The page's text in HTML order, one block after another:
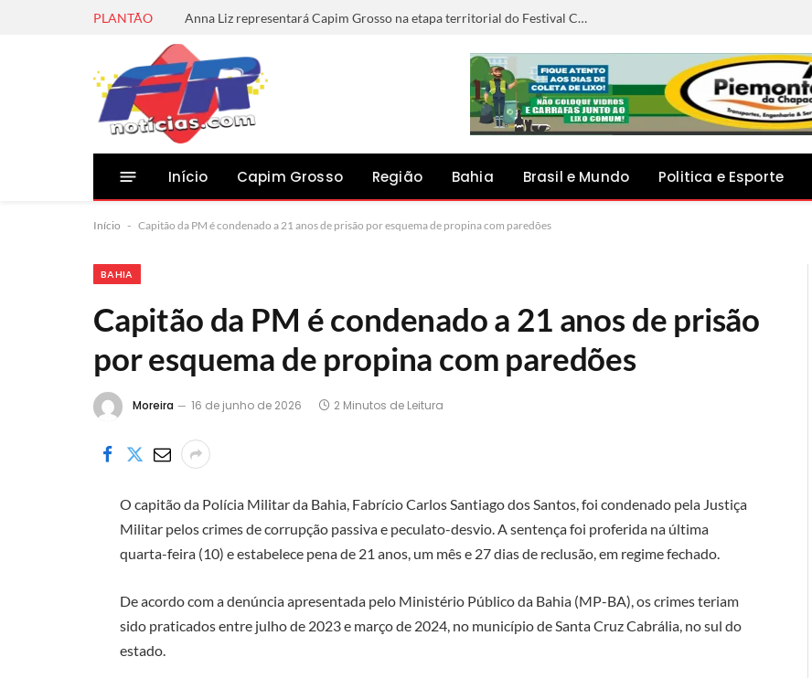
PLANTÃO Anna Liz representará Capim Grosso na etapa territorial do Festival Canto do Jacuípe, em Baixa Grande
Início Capim Grosso Região Bahia Brasil e Mundo Politica e Esporte
Início - Capitão da PM é condenado a 21 anos de prisão por esquema de propina com paredões
BAHIA
Capitão da PM é condenado a 21 anos de prisão
por esquema de propina com paredões
Moreira 16 de junho de 2026 2 Minutos de Leitura
O capitão da Polícia Militar da Bahia, Fabrício Carlos Santiago dos Santos, foi condenado pela Justiça
Militar pelos crimes de corrupção passiva e peculato-desvio. A sentença foi proferida na última
quarta-feira (10) e estabelece pena de 21 anos, um mês e 27 dias de reclusão, em regime fechado.
De acordo com a denúncia apresentada pelo Ministério Público da Bahia (MP-BA), os crimes teriam
sido praticados entre julho de 2023 e março de 2024, no município de Santa Cruz Cabrália, no sul do
estado.